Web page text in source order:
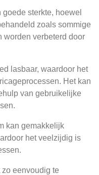
sterkte, hoewel
zoals sommige
worden verbeterd door
lasbaar, waardoor het
Het kan
van gebruikelijke
kan gemakkelijk
het veelzijdig is
eenvoudig te